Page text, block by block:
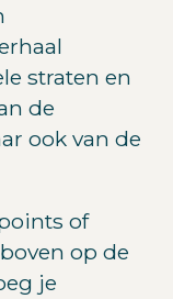
straten en
de
ook van de
of
op de
je